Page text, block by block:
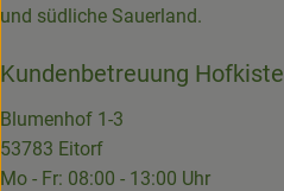
und südliche Sauerland.
Kundenbetreuung Hofkiste
Blumenhof 1-3
53783 Eitorf
Mo - Fr: 08:00 - 13:00 Uhr